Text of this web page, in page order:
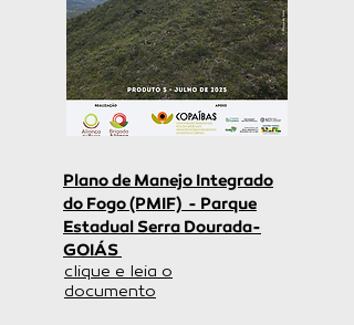
Plano de Manejo Integrado
do Fogo (PMIF) - Parque
Estadual Serra Dourada-
GOIÁS
clique e leia o
documento